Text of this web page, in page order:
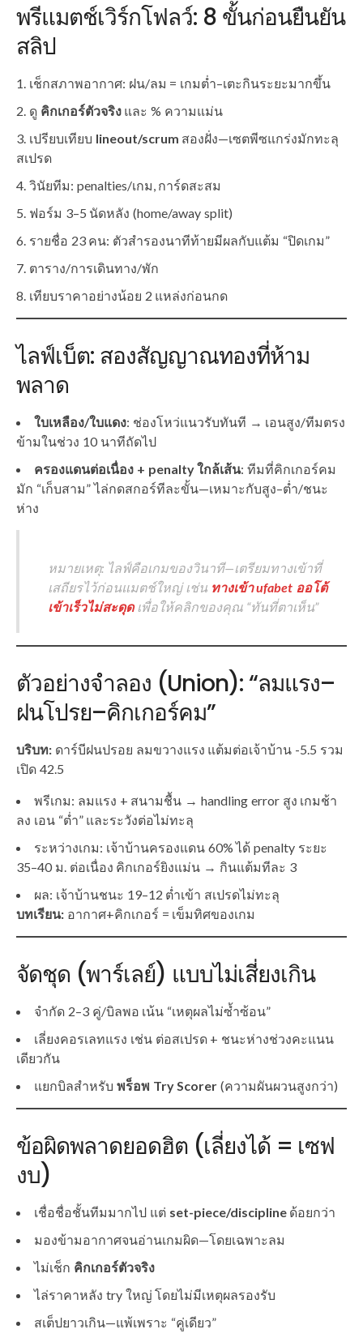
พรีแมตช์เวิร์กโฟลว์: 8 ขั้นก่อนยืนยัน
สลิป
เช็กสภาพอากาศ: ฝน/ลม = เกมต่ำ–เตะกินระยะมากขึ้น
ดู คิกเกอร์ตัวจริงและ % ความแม่น
เปรียบเทียบ lineout/scrum สองฝั่ง—เซตพีซแกร่งมักทะลุ
สเปรด
วินัยทีม: penalties/เกม, การ์ดสะสม
ฟอร์ม 3–5 นัดหลัง (home/away split)
รายชื่อ 23 คน: ตัวสำรองนาทีท้ายมีผลกับแต้ม “ปิดเกม”
ตาราง/การเดินทาง/พัก
เทียบราคาอย่างน้อย 2 แหล่งก่อนกด
ไลฟ์เบ็ต: สองสัญญาณทองที่ห้าม
พลาด
ใบเหลือง/ใบแดง: ช่องโหว่แนวรับทันที → เอนสูง/ทีมตรง
ข้ามในช่วง 10 นาทีถัดไป
ครองแดนต่อเนื่อง + penalty ใกล้เส้น: ทีมที่คิกเกอร์คม
มัก “เก็บสาม” ไล่กดสกอร์ทีละขั้น—เหมาะกับสูง–ต่ำ/ชนะ
ห่าง
หมายเหตุ: ไลฟ์คือเกมของวินาที—เตรียมทางเข้าที่
เสถียรไว้ก่อนแมตช์ใหญ่ เช่น ทางเข้า ufabet ออโต้
เข้าเร็วไม่สะดุดเพื่อให้คลิกของคุณ “ทันที่ตาเห็น”
ตัวอย่างจำลอง (Union): “ลมแรง–
ฝนโปรย–คิกเกอร์คม”
บริบท: ดาร์บีฝนปรอย ลมขวางแรง แต้มต่อเจ้าบ้าน -5.5 รวม
เปิด 42.5
พรีเกม: ลมแรง + สนามชื้น → handling error สูง เกมช้า
ลง เอน “ต่ำ” และระวังต่อไม่ทะลุ
ระหว่างเกม: เจ้าบ้านครองแดน 60% ได้ penalty ระยะ
35–40 ม. ต่อเนื่อง คิกเกอร์ยิงแม่น → กินแต้มทีละ 3
ผล: เจ้าบ้านชนะ 19–12 ต่ำเข้า สเปรดไม่ทะลุ
บทเรียน: อากาศ+คิกเกอร์ = เข็มทิศของเกม
จัดชุด (พาร์เลย์) แบบไม่เสี่ยงเกิน
จำกัด 2–3 คู่/บิลพอ เน้น “เหตุผลไม่ซ้ำซ้อน”
เลี่ยงคอรเลทแรง เช่น ต่อสเปรด + ชนะห่างช่วงคะแนน
เดียวกัน
แยกบิลสำหรับ พร็อพ Try Scorer (ความผันผวนสูงกว่า)
ข้อผิดพลาดยอดฮิต (เลี่ยงได้ = เซฟ
งบ)
เชื่อชื่อชั้นทีมมากไป แต่ set-piece/disciplineด้อยกว่า
มองข้ามอากาศจนอ่านเกมผิด—โดยเฉพาะลม
ไม่เช็ก คิกเกอร์ตัวจริง
ไล่ราคาหลัง try ใหญ่ โดยไม่มีเหตุผลรองรับ
สเต็ปยาวเกิน—แพ้เพราะ “คู่เดียว”